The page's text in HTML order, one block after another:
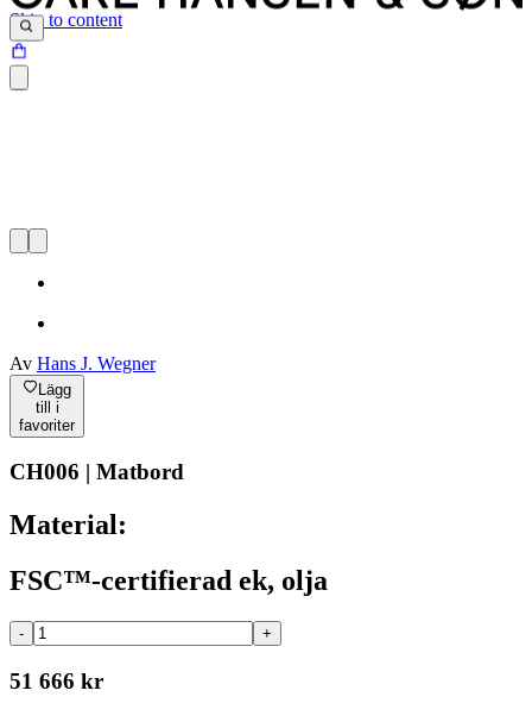
Skip to content
Av Hans J. Wegner
Lägg
till i
favoriter
CH006 | Matbord
Material:
FSC™-certifierad ek, olja
- +
51 666 kr